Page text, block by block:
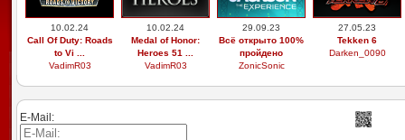
10.02.24
Call Of Duty: Roads
to Vi ...
VadimR03
10.02.24
Medal of Honor:
Heroes 51 ...
VadimR03
29.09.23
Всё открыто 100%
пройдено
ZonicSonic
27.05.23
Tekken 6
Darken_0090
E-Mail: